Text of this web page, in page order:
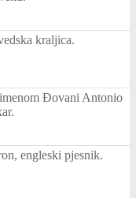
kraljica.
Đovani Antonio
engleski pjesnik.